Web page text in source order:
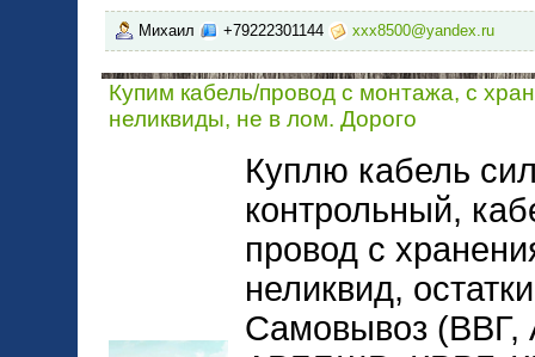
Михаил +79222301144 xxx8500@yandex.ru
Купим кабель/провод с монтажа, с
неликвиды, не в лом. Дорого
Куплю кабель
контрольный,
провод с
неликвид,
Самовывоз